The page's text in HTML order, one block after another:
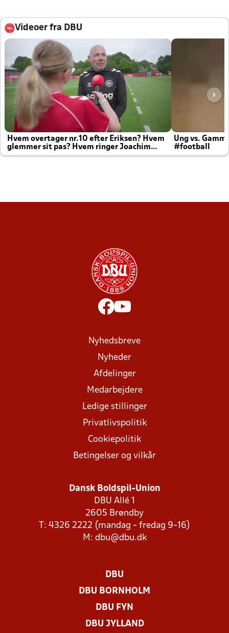
Videoer fra DBU
Hvem overtager nr.10 efter Eriksen? Hvem
glemmer sit pas? Hvem ringer Joachim
altid til efter kampe?
Ung vs.
#football
Nyhedsbreve
Nyheder
Afdelinger
Medarbejdere
Ledige stillinger
Privatlivspolitik
Cookiepolitik
Betingelser og vilkår
Dansk Boldspil-Union
DBU Allé 1
2605 Brøndby
T: 4326 2222 (mandag - fredag 9-16)
M: dbu@dbu.dk
DBU
DBU BORNHOLM
DBU FYN
DBU JYLLAND